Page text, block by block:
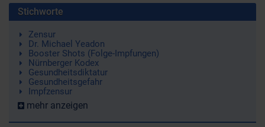
Stichworte
Zensur
Dr. Michael Yeadon
Booster Shots (Folge-Impfungen)
Nürnberger Kodex
Gesundheitsdiktatur
Gesundheitsgefahr
Impfzensur
mehr anzeigen